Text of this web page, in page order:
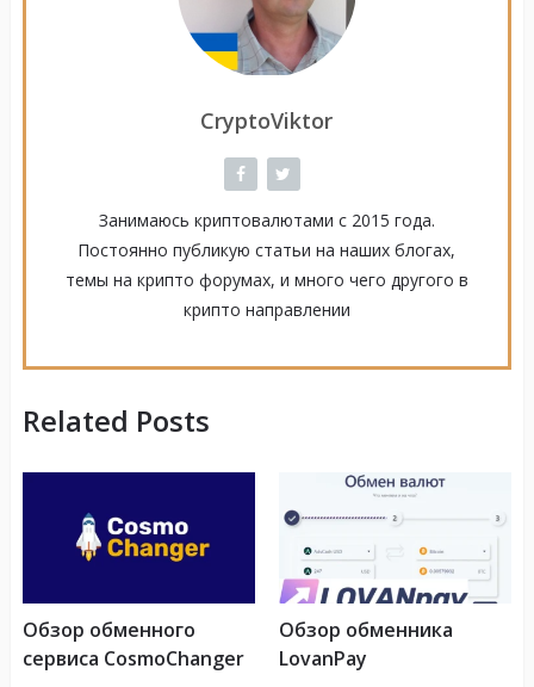
CryptoViktor
Занимаюсь криптовалютами с 2015 года.
Постоянно публикую статьи на наших блогах,
темы на крипто форумах, и много чего другого в
крипто направлении
Related Posts
Обзор обменного
сервиса CosmoChanger
Обзор обменника
LovanPay